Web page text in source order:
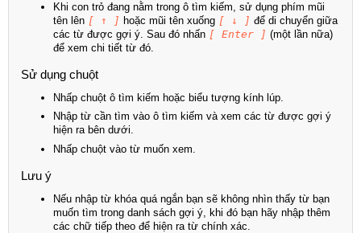
Khi con trỏ đang nằm trong ô tìm kiếm, sử dụng phím mũi
tên lên [ ↑ ] hoặc mũi tên xuống [ ↓ ] để di chuyển giữa
các từ được gợi ý. Sau đó nhấn [ Enter ] (một lần nữa)
để xem chi tiết từ đó.
Sử dụng chuột
Nhấp chuột ô tìm kiếm hoặc biểu tượng kính lúp.
Nhập từ cần tìm vào ô tìm kiếm và xem các từ được gợi ý
hiện ra bên dưới.
Nhấp chuột vào từ muốn xem.
Lưu ý
Nếu nhập từ khóa quá ngắn bạn sẽ không nhìn thấy từ bạn
muốn tìm trong danh sách gợi ý, khi đó bạn hãy nhập thêm
các chữ tiếp theo để hiện ra từ chính xác.